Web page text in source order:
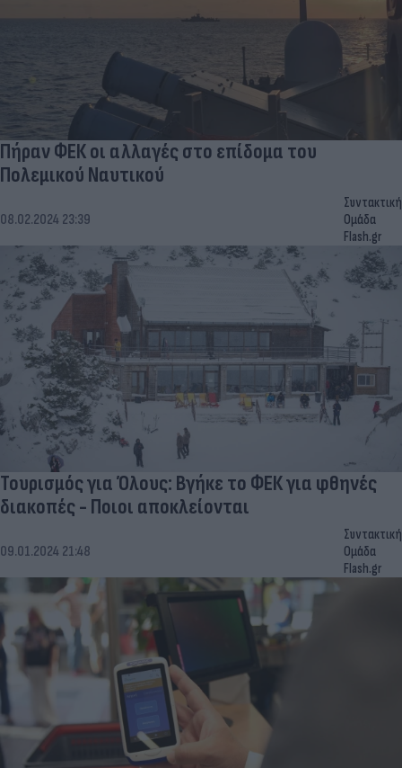
Πήραν ΦΕΚ οι αλλαγές στο επίδομα του
Πολεμικού Ναυτικού
08.02.2024 23:39
Συντακτική
Ομάδα
Flash.gr
Τουρισμός για Όλους: Βγήκε το ΦΕΚ για φθηνές
διακοπές - Ποιοι αποκλείονται
09.01.2024 21:48
Συντακτική
Ομάδα
Flash.gr